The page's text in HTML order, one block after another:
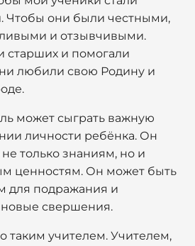
они были честными,
и отзывчивыми.
старших и помогали
любили свою Родину и
может сыграть важную
личности ребёнка. Он
только знаниям, но и
ценностям. Он может быть
для подражания и
свершения.
таким учителем. Учителем,